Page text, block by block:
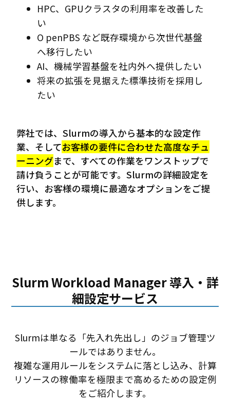
HPC、GPUクラスタの利用率を改善した
い
O penPBS など既存環境から次世代基盤
へ移行したい
AI、機械学習基盤を社内外へ提供したい
将来の拡張を見据えた標準技術を採用し
たい
弊社では、Slurmの導入から基本的な設定作
業、そしてお客様の要件に合わせた高度なチュ
ーニングまで、すべての作業をワンストップで
請け負うことが可能です。Slurmの詳細設定を
行い、お客様の環境に最適なオプションをご提
供します。
Slurm Workload Manager 導入・詳
細設定サービス
Slurmは単なる「先入れ先出し」のジョブ管理ツ
ールではありません。
複雑な運用ルールをシステムに落とし込み、計算
リソースの稼働率を極限まで高めるための設定例
をご紹介します。